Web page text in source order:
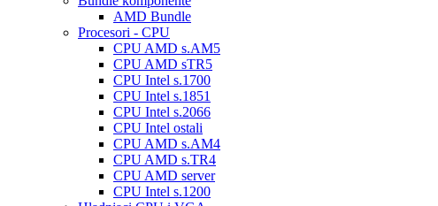
AMD Bundle
Procesori - CPU
CPU AMD s.AM5
CPU AMD sTR5
CPU Intel s.1700
CPU Intel s.1851
CPU Intel s.2066
CPU Intel ostali
CPU AMD s.AM4
CPU AMD s.TR4
CPU AMD server
CPU Intel s.1200